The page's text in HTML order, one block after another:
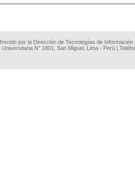
por la Dirección de Tecnologías de
Universitaria N° 1801, San Miguel, Lima - Perú |